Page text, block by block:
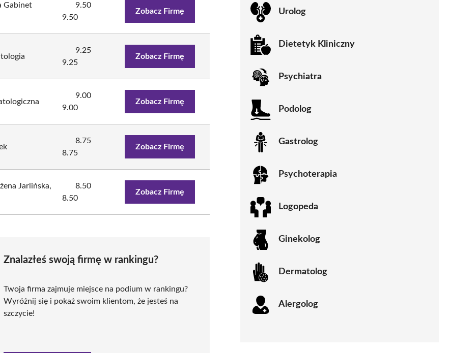
Gabinet
9.50
9.50
Zobacz Firmę
9.25
9.25
Zobacz Firmę
9.00
9.00
Zobacz Firmę
8.75
8.75
Zobacz Firmę
Jarlińska,
8.50
8.50
Zobacz Firmę
Znalazłeś swoją firmę w rankingu?
Twoja firma zajmuje miejsce na podium w rankingu?
Wyróżnij się i pokaż swoim klientom, że jesteś na
szczycie!
Urolog
Dietetyk Kliniczny
Psychiatra
Podolog
Gastrolog
Psychoterapia
Logopeda
Ginekolog
Dermatolog
Alergolog